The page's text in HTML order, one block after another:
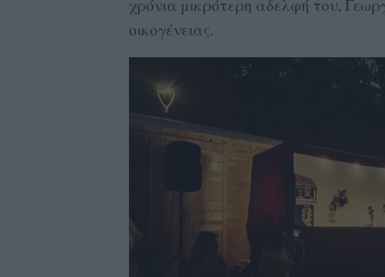
χρόνια μικρότερη αδελφή του,
οικογένειας.